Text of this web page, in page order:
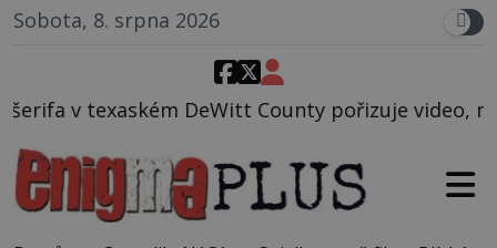
Sobota, 8. srpna 2026
DeWitt County pořizuje video, na kterém před